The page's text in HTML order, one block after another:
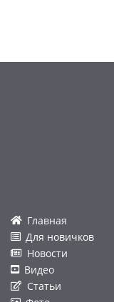
Главная
Для новичков
Новости
Видео
Статьи